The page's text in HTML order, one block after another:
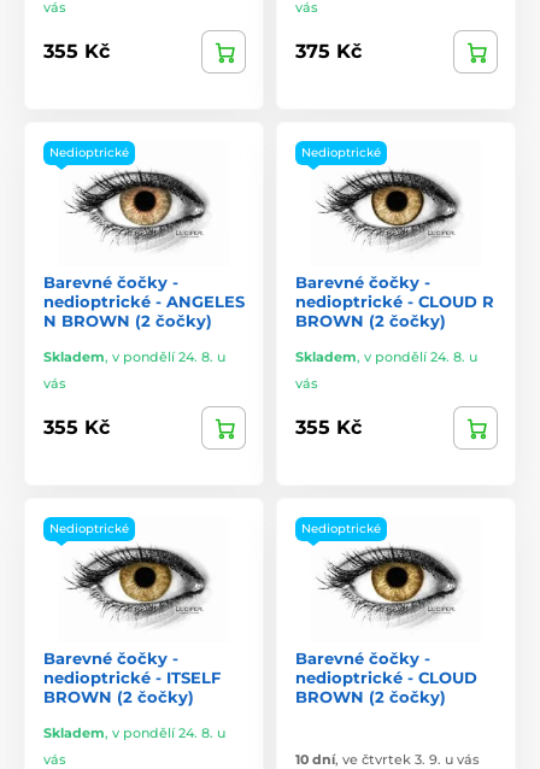
vás
355 Kč
vás
375 Kč
Nedioptrické
Barevné čočky -
nedioptrické - ANGELES
N BROWN (2 čočky)
Skladem, v pondělí 24. 8. u
vás
355 Kč
Nedioptrické
Barevné čočky -
nedioptrické - CLOUD R
BROWN (2 čočky)
Skladem, v pondělí 24. 8. u
vás
355 Kč
Nedioptrické
Barevné čočky -
nedioptrické - ITSELF
BROWN (2 čočky)
Skladem, v pondělí 24. 8. u
vás
Nedioptrické
Barevné čočky -
nedioptrické - CLOUD
BROWN (2 čočky)
10 dní, ve čtvrtek 3. 9. u vás